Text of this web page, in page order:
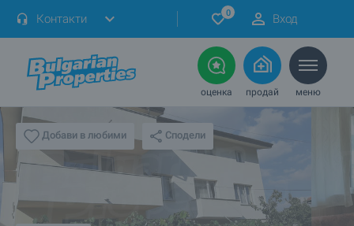
Контакти 0 Вход
оценка продай меню
Добави в любими Сподели